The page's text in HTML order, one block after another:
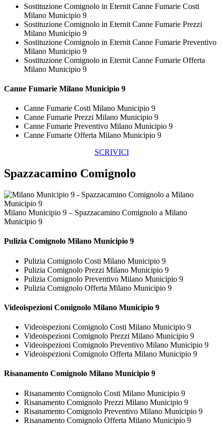
Sostituzione Comignolo in Eternit Canne Fumarie Costi
Milano Municipio 9
Sostituzione Comignolo in Eternit Canne Fumarie Prezzi
Milano Municipio 9
Sostituzione Comignolo in Eternit Canne Fumarie Preventivo
Milano Municipio 9
Sostituzione Comignolo in Eternit Canne Fumarie Offerta
Milano Municipio 9
Canne Fumarie Milano Municipio 9
Canne Fumarie Costi Milano Municipio 9
Canne Fumarie Prezzi Milano Municipio 9
Canne Fumarie Preventivo Milano Municipio 9
Canne Fumarie Offerta Milano Municipio 9
SCRIVICI
Spazzacamino Comignolo
Milano Municipio 9 – Spazzacamino Comignolo a Milano
Municipio 9
Pulizia Comignolo Milano Municipio 9
Pulizia Comignolo Costi Milano Municipio 9
Pulizia Comignolo Prezzi Milano Municipio 9
Pulizia Comignolo Preventivo Milano Municipio 9
Pulizia Comignolo Offerta Milano Municipio 9
Videoispezioni Comignolo Milano Municipio 9
Videoispezioni Comignolo Costi Milano Municipio 9
Videoispezioni Comignolo Prezzi Milano Municipio 9
Videoispezioni Comignolo Preventivo Milano Municipio 9
Videoispezioni Comignolo Offerta Milano Municipio 9
Risanamento Comignolo Milano Municipio 9
Risanamento Comignolo Costi Milano Municipio 9
Risanamento Comignolo Prezzi Milano Municipio 9
Risanamento Comignolo Preventivo Milano Municipio 9
Risanamento Comignolo Offerta Milano Municipio 9